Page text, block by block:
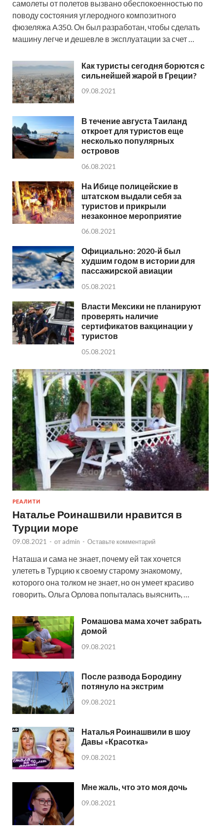
самолеты от полетов вызвано обеспокоенностью по
поводу состояния углеродного композитного
фюзеляжа A350. Он был разработан, чтобы сделать
машину легче и дешевле в эксплуатации за счет …
Как туристы сегодня борются с
сильнейшей жарой в Греции?
09.08.2021
В течение августа Таиланд
откроет для туристов еще
несколько популярных
островов
06.08.2021
На Ибице полицейские в
штатском выдали себя за
туристов и прикрыли
незаконное мероприятие
06.08.2021
Официально: 2020-й был
худшим годом в истории для
пассажирской авиации
05.08.2021
Власти Мексики не планируют
проверять наличие
сертификатов вакцинации у
туристов
05.08.2021
РЕАЛИТИ
Наталье Роинашвили нравится в
Турции море
09.08.2021 - от admin - Оставьте комментарий
Наташа и сама не знает, почему ей так хочется
улететь в Турцию к своему старому знакомому,
которого она толком не знает, но он умеет красиво
говорить. Ольга Орлова попыталась выяснить, …
Ромашова мама хочет забрать
домой
09.08.2021
После развода Бородину
потянуло на экстрим
09.08.2021
Наталья Роинашвили в шоу
Давы «Красотка»
09.08.2021
Мне жаль, что это моя дочь
09.08.2021